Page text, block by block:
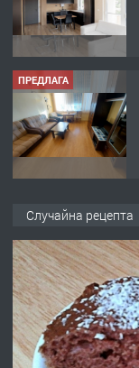
ПРЕДЛАГА
ПРЕДЛАГА
Случайна рецепта